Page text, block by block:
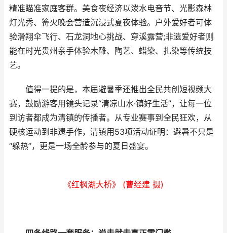
精准瞄准家庭客群。美食夜经济以泼水电音节、光影森林
灯光秀、篝火晚会营造沉浸式夏夜体验。户外爱好者可体
验滑翔伞飞行、石龙洞地心挑战、穿溪露营;非遗爱好者则
能在时光贵州亲手体验木雕、陶艺、蜡染、扎染等传统技
艺。
值得一提的是，本届避暑季还推出全民共创短视频大
赛，鼓励游客用镜头记录“清凉山水·镇好生活”，让每一位
到访者都成为清镇的传播者。从专业赛事到全民狂欢，从
硬核运动到非遗手作，清镇用53项活动证明：避暑不只是
“躲热”，更是一场全龄参与的夏日盛宴。
《红枫湖大桥》 (曹经建 摄)